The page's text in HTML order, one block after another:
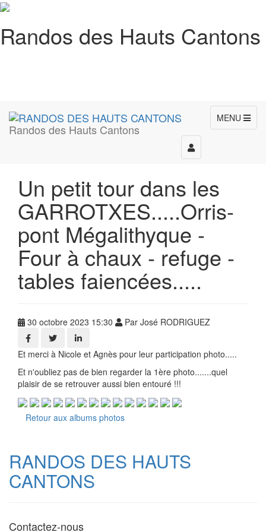
Randos des Hauts Cantons
Randos des Hauts Cantons
MENU
Toggle
navigation
Un petit tour dans les
GARROTXES.....Orris-
pont Mégalithyque -
Four à chaux - refuge -
tables faiencées.....
30 octobre 2023 15:30 Par José RODRIGUEZ
Et merci à Nicole et Agnès pour leur participation photo.....
Et n'oubliez pas de bien regarder la 1ère photo.......quel
plaisir de se retrouver aussi bien entouré !!!
Retour aux albums photos
RANDOS DES HAUTS
CANTONS
Contactez-nous